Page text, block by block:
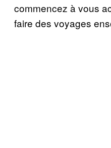
commencez à vous
faire des voyages